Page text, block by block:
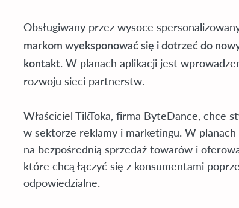
Obsługiwany przez wysoce
markom wyeksponować się i dotrzeć do
kontakt. W planach aplikacji jest
rozwoju sieci partnerstw.
Właściciel TikToka, firma ByteDance, chce
w sektorze reklamy i marketingu. W
na bezpośrednią sprzedaż towarów i
które chcą łączyć się z konsumentami
odpowiedzialne.